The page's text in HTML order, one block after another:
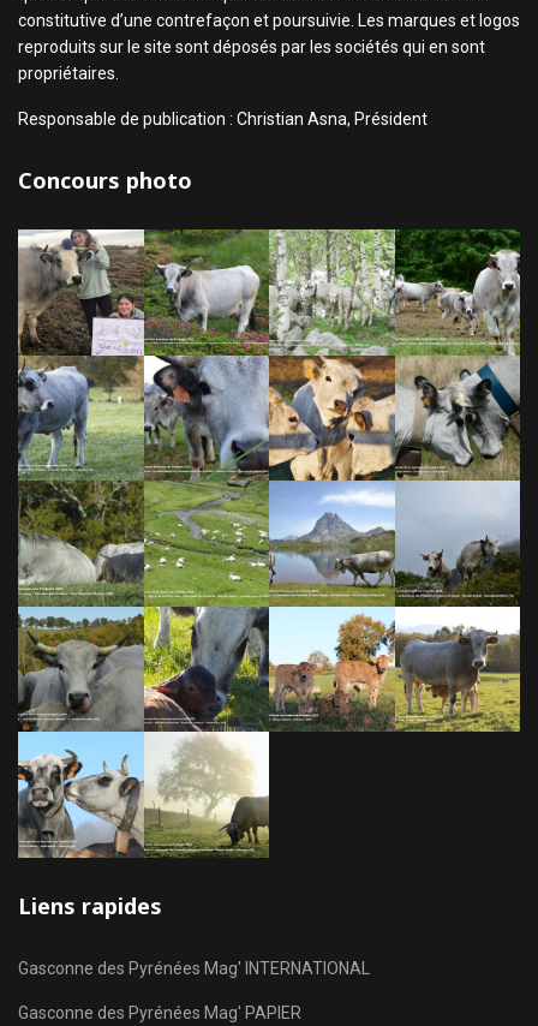
constitutive d’une contrefaçon et poursuivie. Les marques et logos
reproduits sur le site sont déposés par les sociétés qui en sont
propriétaires.
Responsable de publication : Christian Asna, Président
Concours photo
Liens rapides
Gasconne des Pyrénées Mag' INTERNATIONAL
Gasconne des Pyrénées Mag' PAPIER